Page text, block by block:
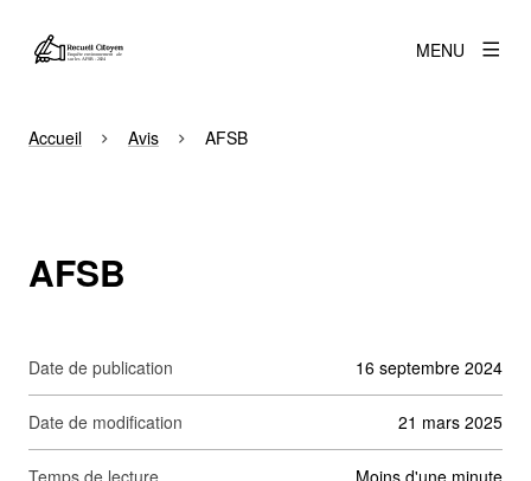
MENU
Accueil Avis AFSB
AFSB
Date de publication 16 septembre 2024
Date de modification 21 mars 2025
Temps de lecture moins d'une minute